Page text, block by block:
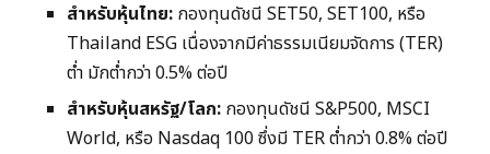
สำหรับหุ้นไทย: กองทุนดัชนี SET50, SET100, หรือ
Thailand ESG เนื่องจากมีค่าธรรมเนียมจัดการ (TER)
ต่ำ มักต่ำกว่า 0.5% ต่อปี
สำหรับหุ้นสหรัฐ/โลก: กองทุนดัชนี S&P500, MSCI
World, หรือ Nasdaq 100 ซึ่งมี TER ต่ำกว่า 0.8% ต่อปี